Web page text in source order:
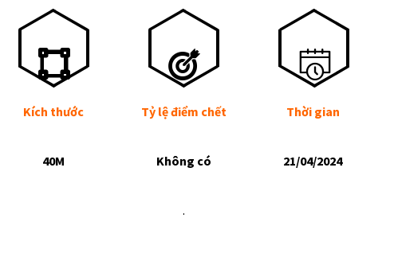
Kích thước
40M
Tỷ lệ điểm chết
Không có
.
Thời gian
21/04/2024